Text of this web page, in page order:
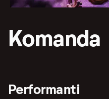
Komanda
Performanti